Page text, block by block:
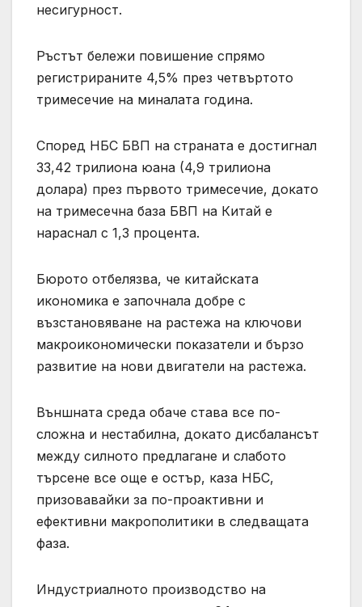
несигурност.
Ръстът бележи повишение спрямо
регистрираните 4,5% през четвъртото
тримесечие на миналата година.
Според НБС БВП на страната е достигнал
33,42 трилиона юана (4,9 трилиона
долара) през първото тримесечие, докато
на тримесечна база БВП на Китай е
нараснал с 1,3 процента.
Бюрото отбелязва, че китайската
икономика е започнала добре с
възстановяване на растежа на ключови
макроикономически показатели и бързо
развитие на нови двигатели на растежа.
Външната среда обаче става все по-
сложна и нестабилна, докато дисбалансът
между силното предлагане и слабото
търсене все още е остър, каза НБС,
призовавайки за по-проактивни и
ефективни макрополитики в следващата
фаза.
Индустриалното производство на